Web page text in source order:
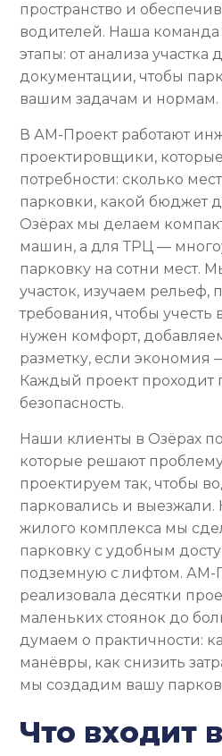
пространство и
водителей. Наша команда
этапы: от анализа участка
документации, чтобы
вашим задачам и нормам.
В АМ-Проект работают
проектировщики,
потребности: сколько
парковки, какой бюджет
Озёрах мы делаем
машин, а для ТРЦ —
парковку на сотни мест.
участок, изучаем рельеф,
требования, чтобы учесть
нужен комфорт,
разметку, если экономия
Каждый проект проходит
безопасность.
Наши клиенты в Озёрах
которые решают
проектируем так, чтобы
парковались и
жилого комплекса мы
парковку с удобным
подземную с лифтом. АМ-
реализовала десятки
маленьких стоянок до
думаем о практичности:
манёвры, как снизить
мы создадим вашу
Что входит в